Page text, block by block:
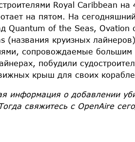
Royal Caribbean
на пятом. На
Quantum of the Seas, Ovation
(названия круизных
сопровождаемые большим
побудили
крыш для своих
информация о добавлении
свяжитесь с OpenAire